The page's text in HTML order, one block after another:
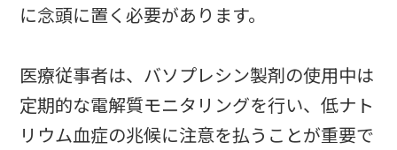
に念頭に置く必要があります。
医療従事者は、バソプレシン製剤の使用中は
定期的な電解質モニタリングを行い、低ナト
リウム血症の兆候に注意を払うことが重要で